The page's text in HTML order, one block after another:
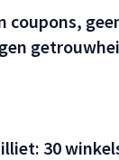
coupons,
30